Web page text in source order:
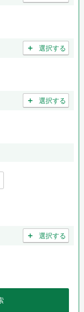
＋ 選択する
＋ 選択する
＋ 選択する